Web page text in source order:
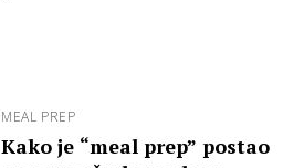
MEAL PREP
Kako je “meal prep” postao